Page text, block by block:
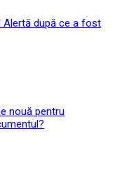
Alertă după ce a fost
nouă pentru